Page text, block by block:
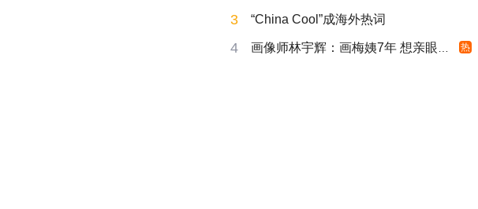
3 “China Cool”成海外热词
4 画像师林宇辉：画梅姨7年 想亲眼看看 热